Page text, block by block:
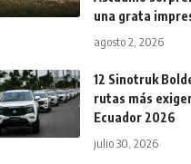
una grata
agosto 2, 2026
12 Sinotruk
rutas más
Ecuador 2026
julio 30, 2026